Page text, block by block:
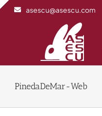
Saltar
asescu@asescu.com
PinedaDeMar-Web